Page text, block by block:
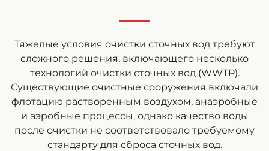
Тяжёлые условия очистки сточных вод требуют
сложного решения, включающего несколько
технологий очистки сточных вод (WWTP).
Существующие очистные сооружения включали
флотацию растворенным воздухом, анаэробные
и аэробные процессы, однако качество воды
после очистки не соответствовало требуемому
стандарту для сброса сточных вод.